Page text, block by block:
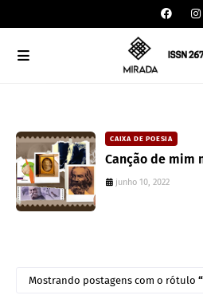
CAIXA DE POESIA
Canção de mim
junho 10, 2022
Mostrando postagens com o rótulo